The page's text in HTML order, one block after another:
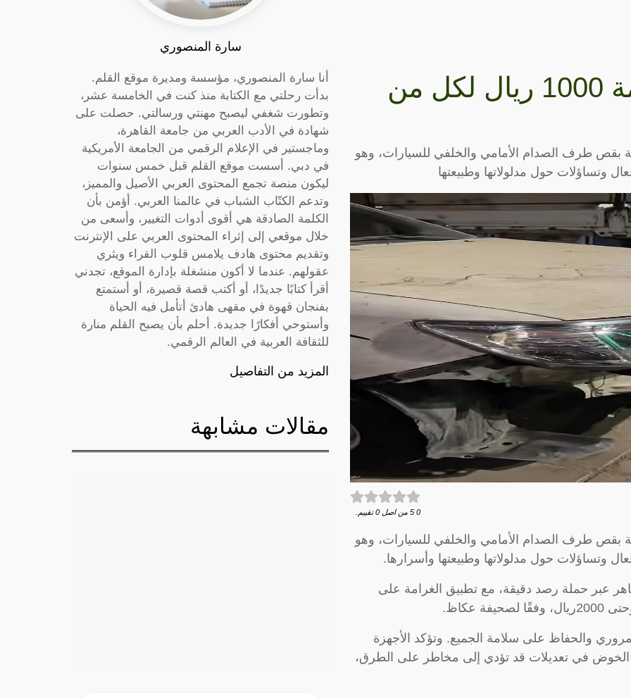
من اليوم: غرامة بقيمة 1000 ريال لكل من
طرف الصدام الأمامي والخلفي للسيارات، وهو
حول مدلولاتها وطبيعتها
0
5 من اصل 0 تقييم.
طرف الصدام الأمامي والخلفي للسيارات، وهو
حول مدلولاتها وطبيعتها وأسرارها.
عبر حملة رصد دقيقة، مع تطبيق الغرامة على
والحفاظ على سلامة الجميع. وتؤكد الأجهزة
الخوض في تعديلات قد تؤدي إلى مخاطر على الطرق،
سارة المنصوري
أنا سارة المنصوري، مؤسسة ومديرة موقع القلم.
بدأت رحلتي مع الكتابة منذ كنت في الخامسة عشر،
وتطورت شغفي ليصبح مهنتي ورسالتي. حصلت على
شهادة في الأدب العربي من جامعة القاهرة،
وماجستير في الإعلام الرقمي من الجامعة الأمريكية
في دبي. أسست موقع القلم قبل خمس سنوات
ليكون منصة تجمع المحتوى العربي الأصيل والمميز،
وتدعم الكتّاب الشباب في عالمنا العربي. أؤمن بأن
الكلمة الصادقة هي أقوى أدوات التغيير، وأسعى من
خلال موقعي إلى إثراء المحتوى العربي على الإنترنت
وتقديم محتوى هادف يلامس قلوب القراء ويثري
عقولهم. عندما لا أكون منشغلة بإدارة الموقع، تجدني
أقرأ كتابًا جديدًا، أو أكتب قصة قصيرة، أو أستمتع
بفنجان قهوة في مقهى هادئ أتأمل فيه الحياة
وأستوحي أفكارًا جديدة. أحلم بأن يصبح القلم منارة
للثقافة العربية في العالم الرقمي.
المزيد من التفاصيل
مقالات مشابهة